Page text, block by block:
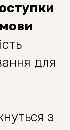
для
з